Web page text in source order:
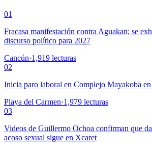
01
Fracasa manifestación contra Aguakan; se
discurso político para 2027
Cancún·1,919 lecturas
02
Inicia paro laboral en Complejo Mayakoba
Playa del Carmen·1,979 lecturas
03
Videos de Guillermo Ochoa confirman que
acoso sexual sigue en Xcaret